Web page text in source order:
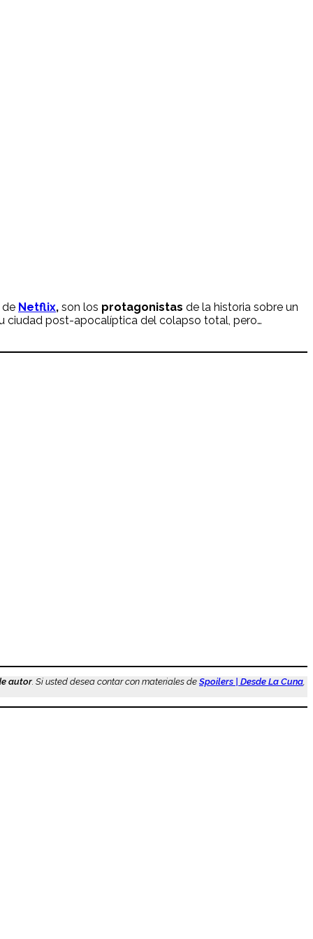
de Netflix, son los protagonistas de la historia sobre un
ciudad post-apocalíptica del colapso total, pero…
autor. Si usted desea contar con materiales de Spoilers | Desde La Cuna,